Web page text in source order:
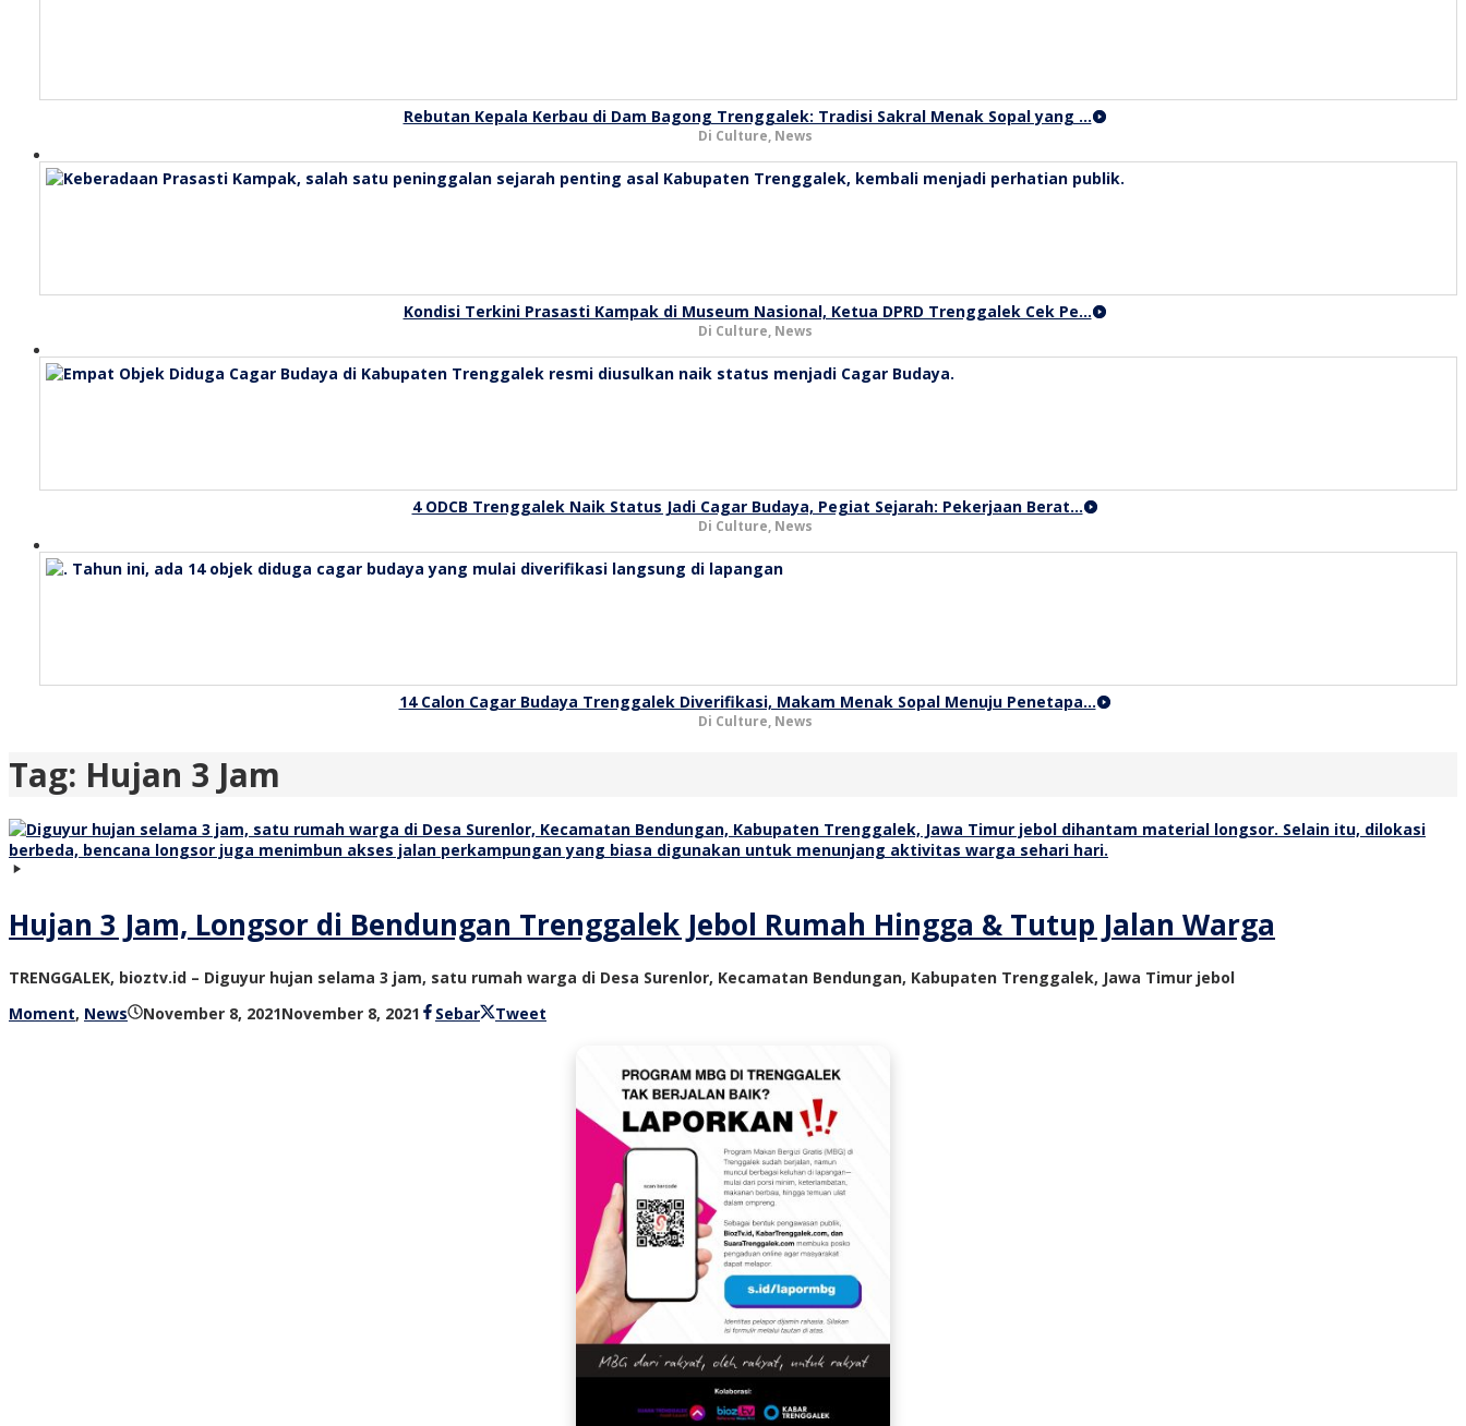
Rebutan Kepala Kerbau di Dam Bagong Trenggalek: Tradisi Sakral Menak Sopal yang …
Di Culture, News
Kondisi Terkini Prasasti Kampak di Museum Nasional, Ketua DPRD Trenggalek Cek Pe…
Di Culture, News
4 ODCB Trenggalek Naik Status Jadi Cagar Budaya, Pegiat Sejarah: Pekerjaan Berat…
Di Culture, News
14 Calon Cagar Budaya Trenggalek Diverifikasi, Makam Menak Sopal Menuju Penetapa…
Di Culture, News
Tag: Hujan 3 Jam
Hujan 3 Jam, Longsor di Bendungan Trenggalek Jebol Rumah Hingga & Tutup Jalan Warga
TRENGGALEK, bioztv.id – Diguyur hujan selama 3 jam, satu rumah warga di Desa Surenlor, Kecamatan Bendungan, Kabupaten Trenggalek, Jawa Timur jebol
Moment, News November 8, 2021November 8, 2021 olehSebar Tweet